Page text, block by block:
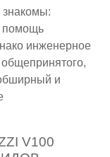
знакомы:
помощь
инженерное
общепринятого,
и
V100